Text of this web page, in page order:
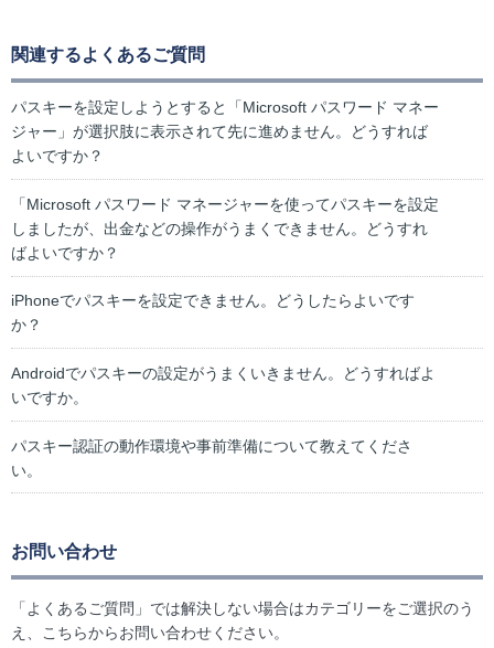
関連するよくあるご質問
パスキーを設定しようとすると「Microsoft パスワード マネー
ジャー」が選択肢に表示されて先に進めません。どうすれば
よいですか？
「Microsoft パスワード マネージャーを使ってパスキーを設定
しましたが、出金などの操作がうまくできません。どうすれ
ばよいですか？
iPhoneでパスキーを設定できません。どうしたらよいです
か？
Androidでパスキーの設定がうまくいきません。どうすればよ
いですか。
パスキー認証の動作環境や事前準備について教えてくださ
い。
お問い合わせ
「よくあるご質問」では解決しない場合はカテゴリーをご選択のう
え、こちらからお問い合わせください。